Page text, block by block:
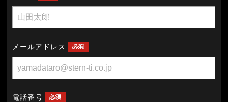
メールアドレス
電話番号